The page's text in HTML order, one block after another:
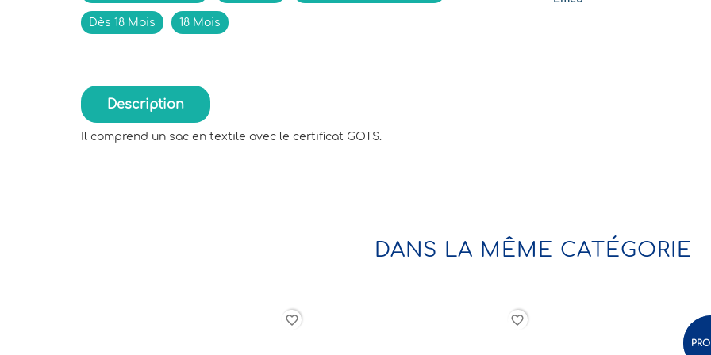
Dès 18 Mois 18 Mois
Description
Il comprend un sac en textile avec le certificat GOTS.
DANS LA MÊME CATÉGORIE
favorite_border favorite_border